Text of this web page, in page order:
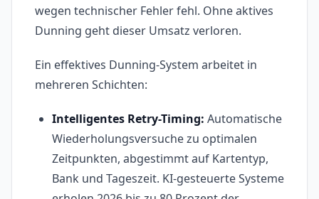
wegen technischer Fehler fehl. Ohne aktives
Dunning geht dieser Umsatz verloren.
Ein effektives Dunning-System arbeitet in
mehreren Schichten:
Intelligentes Retry-Timing: Automatische
Wiederholungsversuche zu optimalen
Zeitpunkten, abgestimmt auf Kartentyp,
Bank und Tageszeit. KI-gesteuerte Systeme